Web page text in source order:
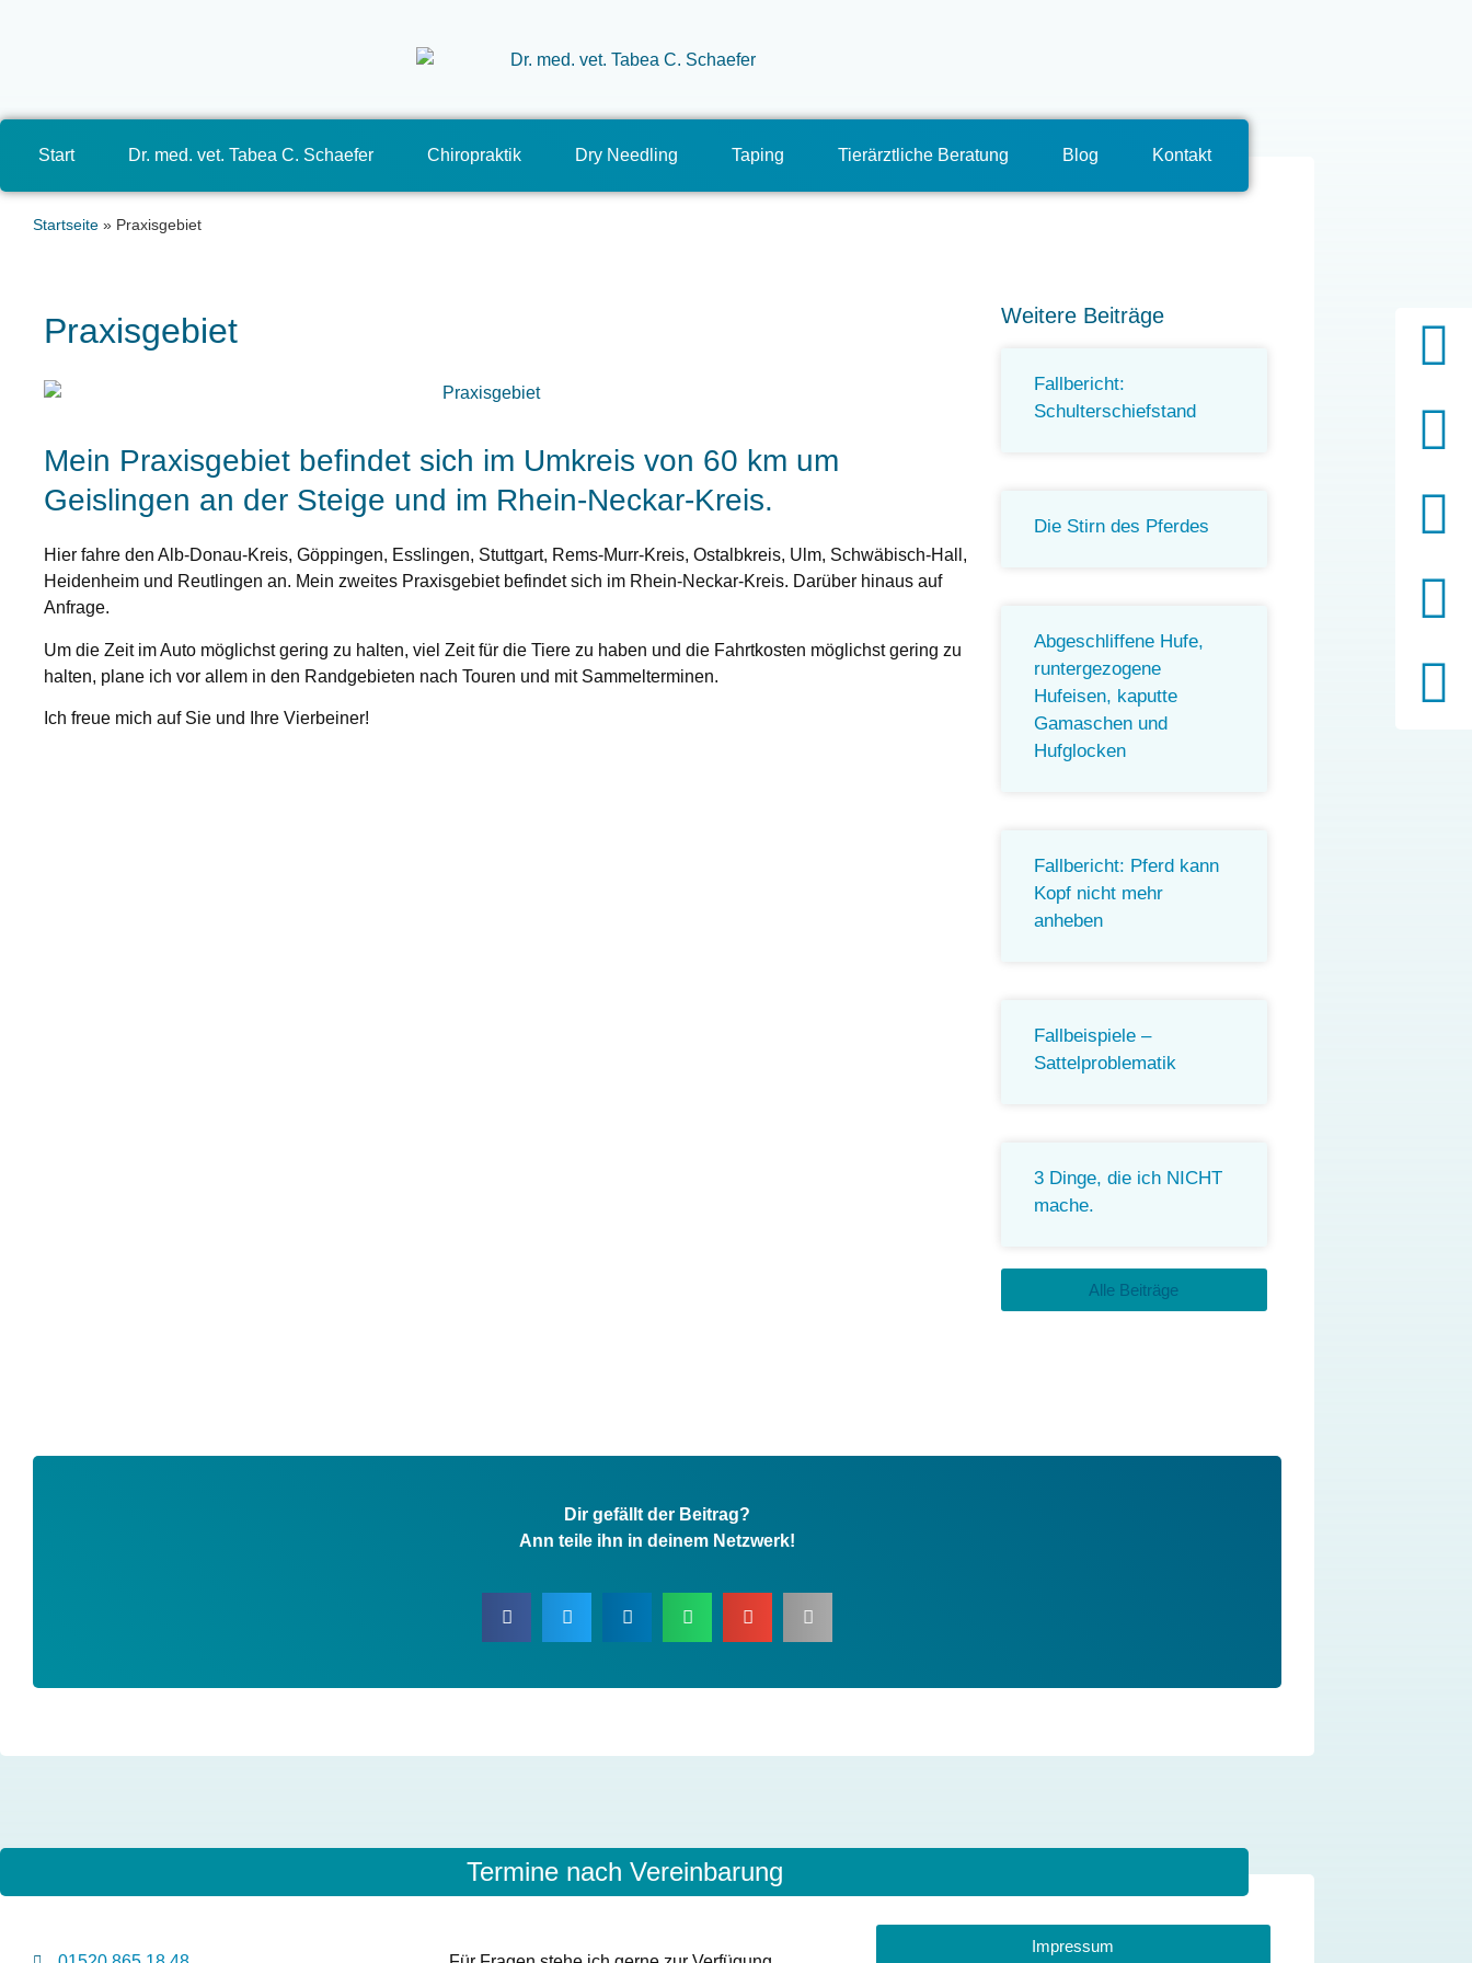
Start Dr. med. vet. Tabea C. Schaefer Chiropraktik Dry Needling Taping Tierärztliche Beratung Blog Kontakt
Startseite » Praxisgebiet
Praxisgebiet
Mein Praxisgebiet befindet sich im Umkreis von 60 km um
Geislingen an der Steige und im Rhein-Neckar-Kreis.
Hier fahre den Alb-Donau-Kreis, Göppingen, Esslingen, Stuttgart, Rems-Murr-Kreis, Ostalbkreis, Ulm, Schwäbisch-Hall,
Heidenheim und Reutlingen an. Mein zweites Praxisgebiet befindet sich im Rhein-Neckar-Kreis. Darüber hinaus auf
Anfrage.
Um die Zeit im Auto möglichst gering zu halten, viel Zeit für die Tiere zu haben und die Fahrtkosten möglichst gering zu
halten, plane ich vor allem in den Randgebieten nach Touren und mit Sammelterminen.
Ich freue mich auf Sie und Ihre Vierbeiner!
Weitere Beiträge
Fallbericht:
Schulterschiefstand
Die Stirn des Pferdes
Abgeschliffene Hufe,
runtergezogene
Hufeisen, kaputte
Gamaschen und
Hufglocken
Fallbericht: Pferd kann
Kopf nicht mehr
anheben
Fallbeispiele –
Sattelproblematik
3 Dinge, die ich NICHT
mache.
Alle Beiträge
Dir gefällt der Beitrag?
Ann teile ihn in deinem Netzwerk!
Termine nach Vereinbarung
Impressum